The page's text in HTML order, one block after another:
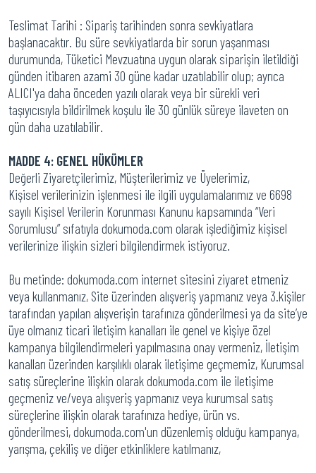
Teslimat Tarihi : Sipariş tarihinden sonra sevkiyatlara
başlanacaktır. Bu süre sevkiyatlarda bir sorun yaşanması
durumunda, Tüketici Mevzuatına uygun olarak siparişin iletildiği
günden itibaren azami 30 güne kadar uzatılabilir olup; ayrıca
ALICI'ya daha önceden yazılı olarak veya bir sürekli veri
taşıyıcısıyla bildirilmek koşulu ile 30 günlük süreye ilaveten on
gün daha uzatılabilir.
MADDE 4: GENEL HÜKÜMLER
Değerli Ziyaretçilerimiz, Müşterilerimiz ve Üyelerimiz,
Kişisel verilerinizin işlenmesi ile ilgili uygulamalarımız ve 6698
sayılı Kişisel Verilerin Korunması Kanunu kapsamında “Veri
Sorumlusu” sıfatıyla dokumoda.com olarak işlediğimiz kişisel
verilerinize ilişkin sizleri bilgilendirmek istiyoruz.
Bu metinde: dokumoda.com internet sitesini ziyaret etmeniz
veya kullanmanız, Site üzerinden alışveriş yapmanız veya 3.kişiler
tarafından yapılan alışverişin tarafınıza gönderilmesi ya da site’ye
üye olmanız ticari iletişim kanalları ile genel ve kişiye özel
kampanya bilgilendirmeleri yapılmasına onay vermeniz, İletişim
kanalları üzerinden karşılıklı olarak iletişime geçmemiz, Kurumsal
satış süreçlerine ilişkin olarak dokumoda.com ile iletişime
geçmeniz ve/veya alışveriş yapmanız veya kurumsal satış
süreçlerine ilişkin olarak tarafınıza hediye, ürün vs.
gönderilmesi, dokumoda.com'un düzenlemiş olduğu kampanya,
yarışma, çekiliş ve diğer etkinliklere katılmanız,